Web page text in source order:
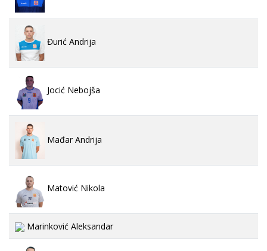
Đurić Andrija
Jocić Nebojša
Mađar Andrija
Matović Nikola
Marinković Aleksandar